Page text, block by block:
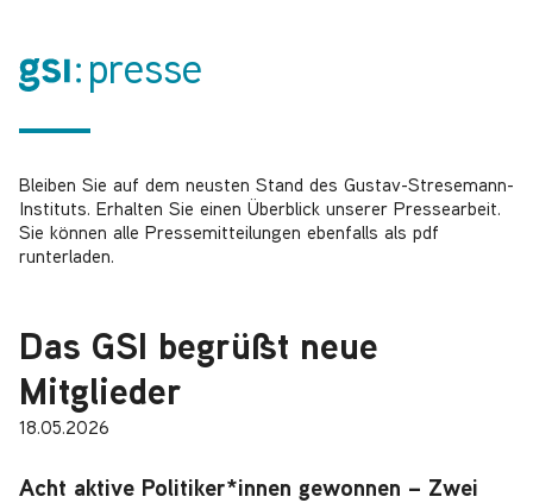
presse
Bleiben Sie auf dem neusten Stand des Gustav-Stresemann-
Instituts. Erhalten Sie einen Überblick unserer Pressearbeit.
Sie können alle Pressemitteilungen ebenfalls als pdf
runterladen.
Das GSI begrüßt neue
Mitglieder
18.05.2026
Acht aktive Politiker*innen gewonnen – Zwei